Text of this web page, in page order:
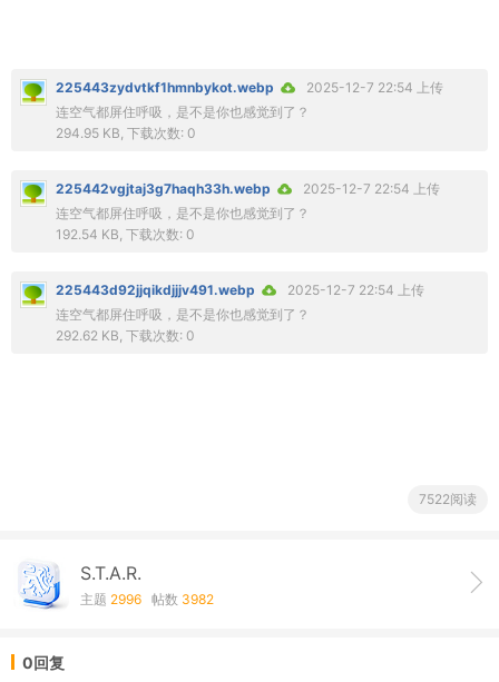
225443zydvtkf1hmnbykot.webp
2025-12-7 22:54 上传
连空气都屏住呼吸，是不是你也感觉到了？
294.95 KB, 下载次数: 0
225442vgjtaj3g7haqh33h.webp
2025-12-7 22:54 上传
连空气都屏住呼吸，是不是你也感觉到了？
192.54 KB, 下载次数: 0
225443d92jjqikdjjjv491.webp
2025-12-7 22:54 上传
连空气都屏住呼吸，是不是你也感觉到了？
292.62 KB, 下载次数: 0
7522阅读
S.T.A.R.
主题 2996 帖数 3982
0回复